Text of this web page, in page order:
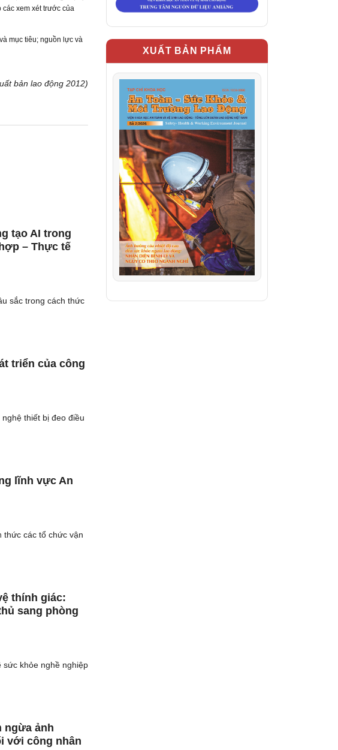
các xem xét trước của
mục tiêu; nguồn lực và
bản lao động 2012)
tạo AI trong
– Thực tế
sắc trong cách thức
triển của công
thiết bị đeo điều
lĩnh vực An
thức các tổ chức vận
thính giác:
sang phòng
sức khỏe nghề nghiệp
ngừa ảnh
với công nhân
XUẤT BẢN PHẨM